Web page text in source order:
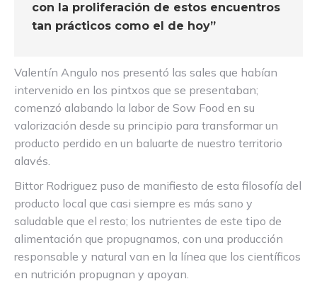
con la proliferación de estos encuentros
tan prácticos como el de hoy”
Valentín Angulo nos presentó las sales que habían
intervenido en los pintxos que se presentaban;
comenzó alabando la labor de Sow Food en su
valorización desde su principio para transformar un
producto perdido en un baluarte de nuestro territorio
alavés.
Bittor Rodriguez puso de manifiesto de esta filosofía del
producto local que casi siempre es más sano y
saludable que el resto; los nutrientes de este tipo de
alimentación que propugnamos, con una producción
responsable y natural van en la línea que los científicos
en nutrición propugnan y apoyan.